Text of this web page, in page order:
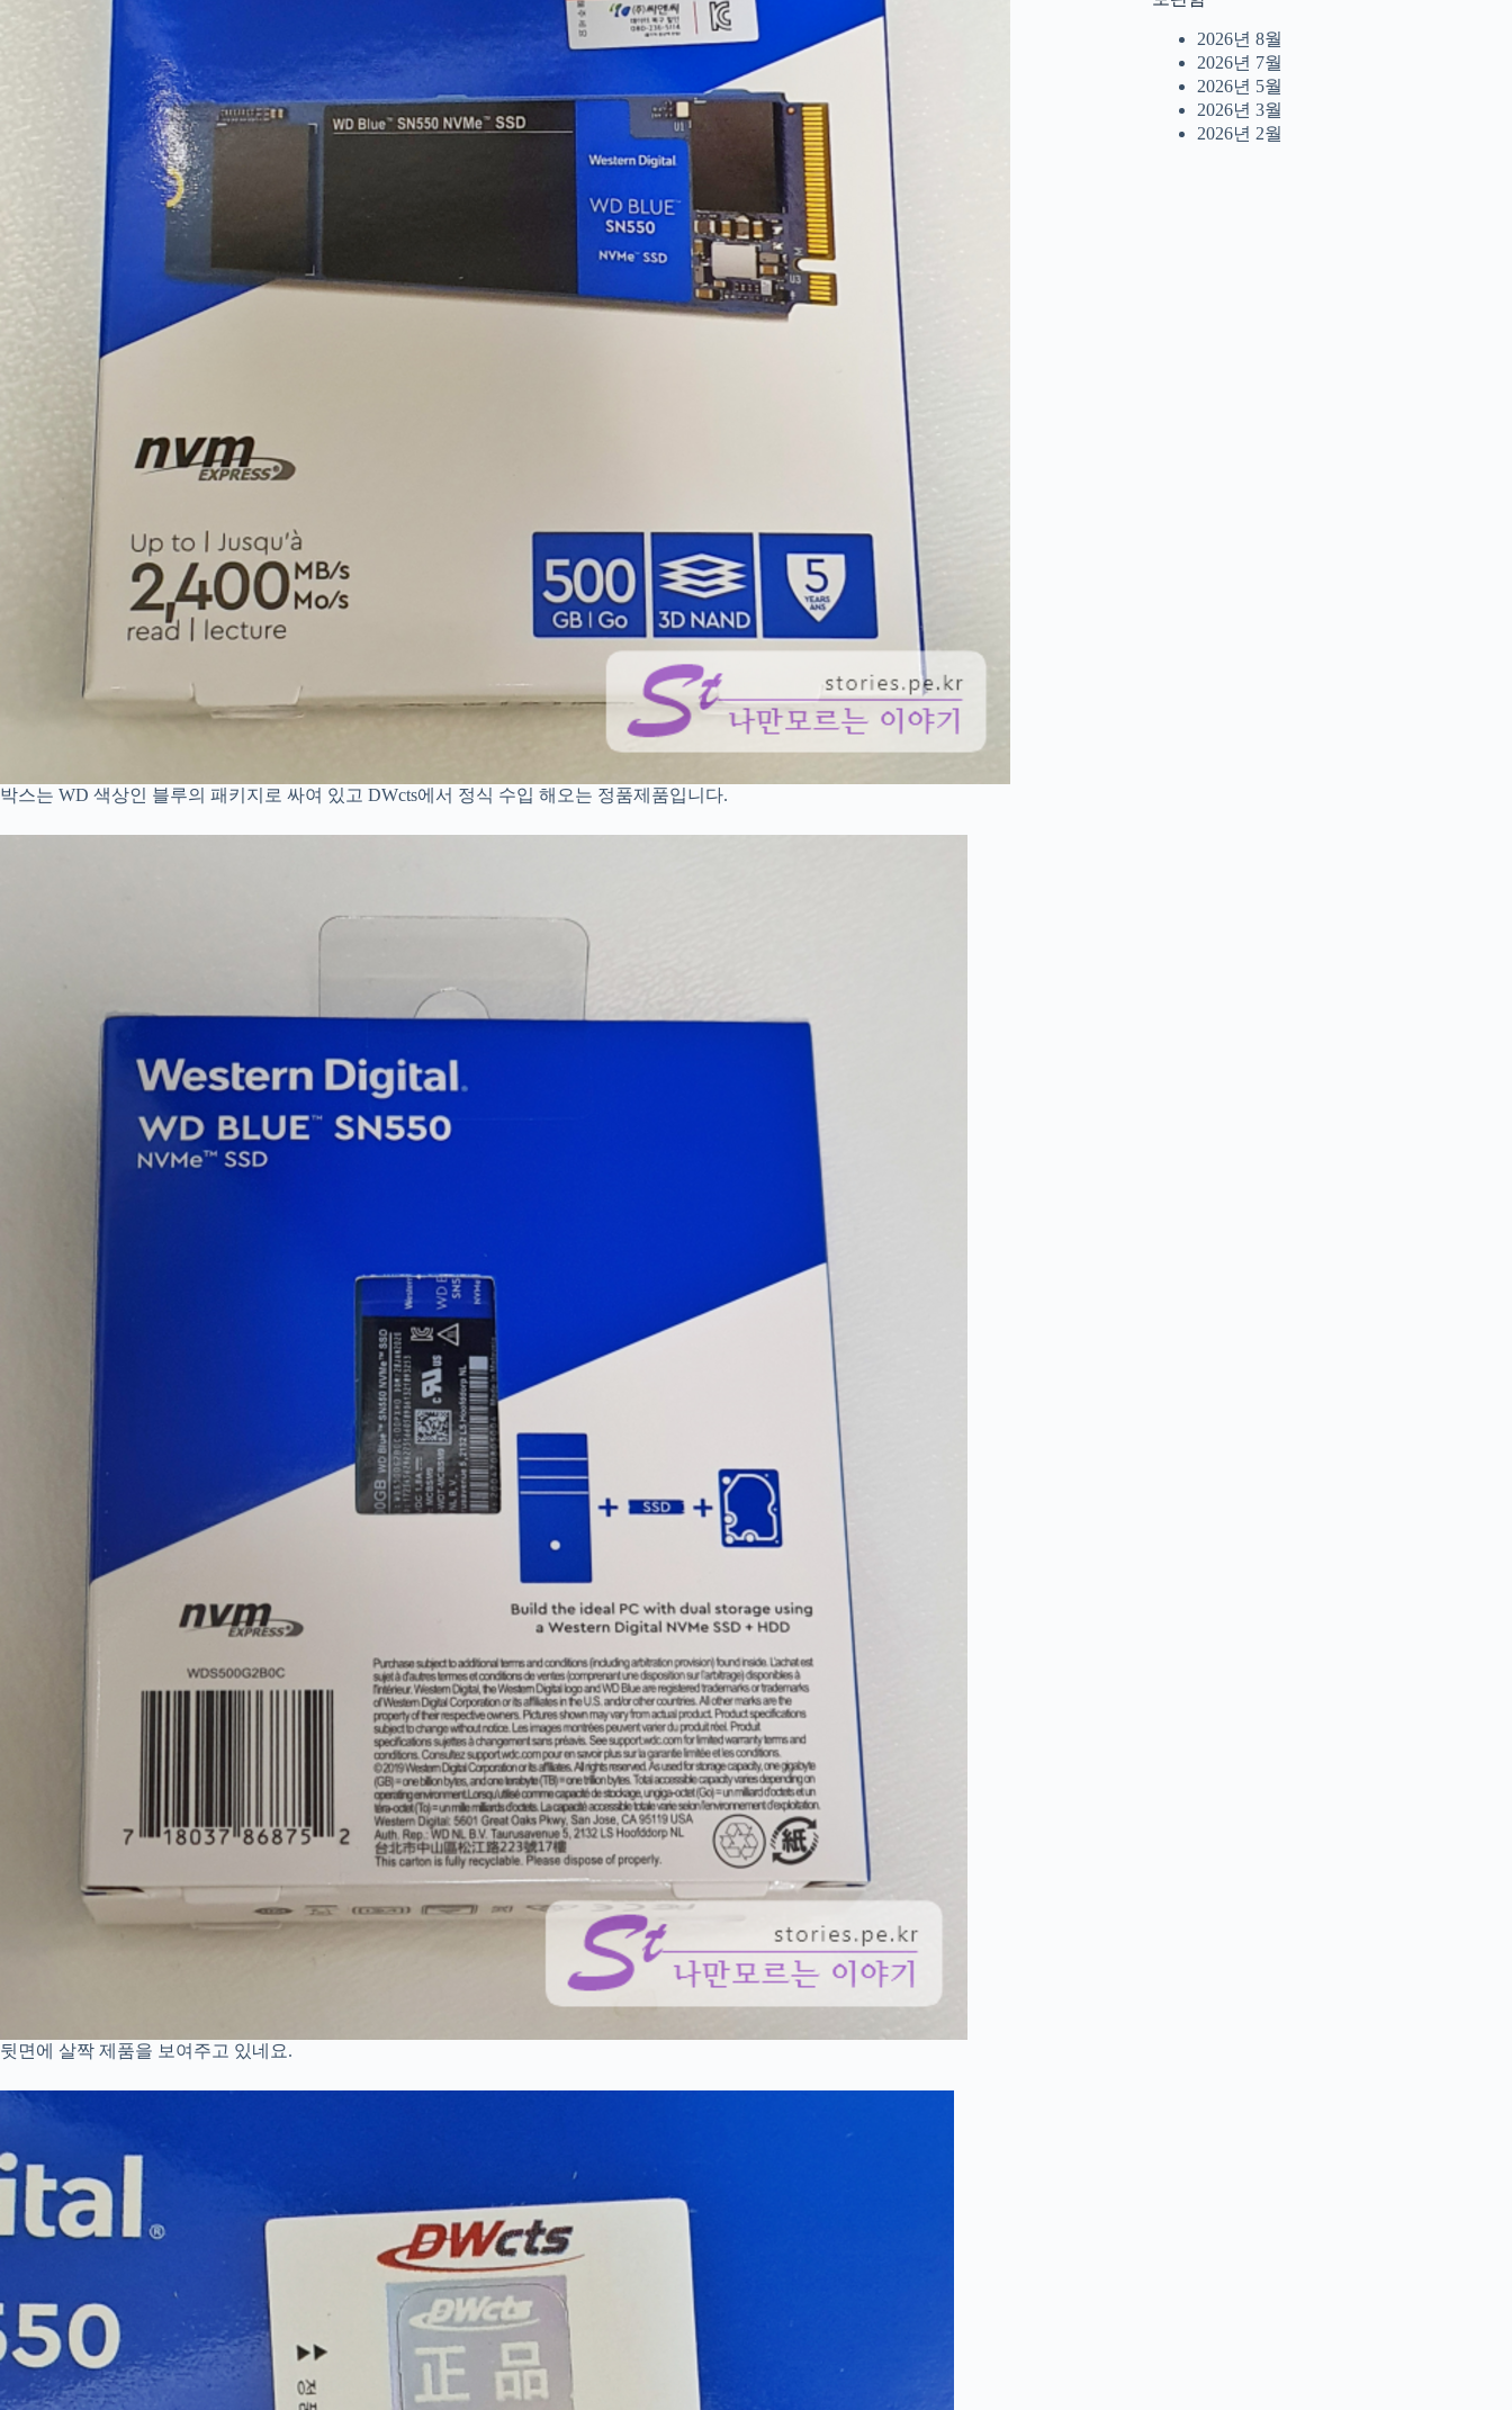
박스는 WD 색상인 블루의 패키지로 싸여 있고 DWcts에서 정식 수입 해오는 정품제품입니다.
뒷면에 살짝 제품을 보여주고 있네요.
2026년 8월
2026년 7월
2026년 5월
2026년 3월
2026년 2월